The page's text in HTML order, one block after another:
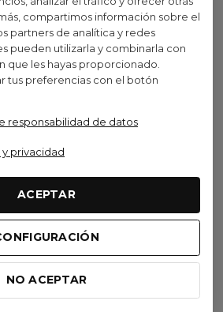
compartimos información sobre el
partners de analítica y redes
pueden utilizarla y combinarla con
que les hayas proporcionado.
tus preferencias con el botón
responsabilidad de datos
privacidad
ACEPTAR
NO ACEPTAR
C/U
Shr-Alp Lace
99,90 € (IVA inc.)
Ver opciones
Oferta